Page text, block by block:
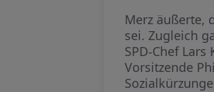
Merz äußerte,
sei. Zugleich
SPD-Chef
Vorsitzende